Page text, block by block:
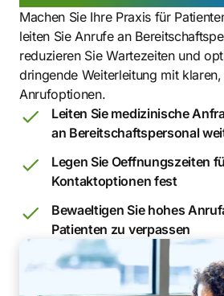
Machen Sie Ihre Praxis für
leiten Sie Anrufe an
reduzieren Sie Wartezeiten und
dringende Weiterleitung mit
Anrufoptionen.
Leiten Sie medizinische
an Bereitschaftspersonal
Legen Sie Oeffnungszeiten
Kontaktoptionen fest
Bewaeltigen Sie hohes
Patienten zu verpassen